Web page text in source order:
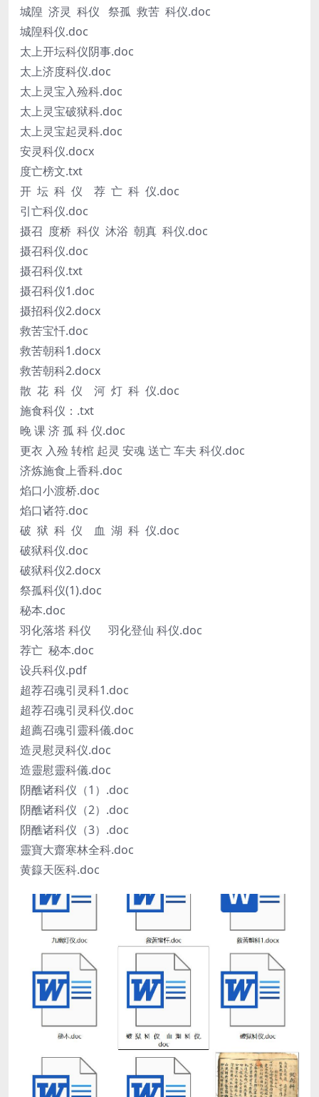
城隍 济灵 科仪 祭孤 救苦 科仪.doc
城隍科仪.doc
太上开坛科仪阴事.doc
太上济度科仪.doc
太上灵宝入殓科.doc
太上灵宝破狱科.doc
太上灵宝起灵科.doc
安灵科仪.docx
度亡榜文.txt
开 坛 科 仪 荐 亡 科 仪.doc
引亡科仪.doc
摄召 度桥 科仪 沐浴 朝真 科仪.doc
摄召科仪.doc
摄召科仪.txt
摄召科仪1.doc
摄招科仪2.docx
救苦宝忏.doc
救苦朝科1.docx
救苦朝科2.docx
散 花 科 仪 河 灯 科 仪.doc
施食科仪：.txt
晚 课 济 孤 科 仪.doc
更衣 入殓 转棺 起灵 安魂 送亡 车夫 科仪.doc
济炼施食上香科.doc
焰口小渡桥.doc
焰口诸符.doc
破 狱 科 仪 血 湖 科 仪.doc
破狱科仪.doc
破狱科仪2.docx
祭孤科仪(1).doc
秘本.doc
羽化落塔 科仪 羽化登仙 科仪.doc
荐亡 秘本.doc
设兵科仪.pdf
超荐召魂引灵科1.doc
超荐召魂引灵科仪.doc
超薦召魂引靈科儀.doc
造灵慰灵科仪.doc
造靈慰靈科儀.doc
阴醮诸科仪（1）.doc
阴醮诸科仪（2）.doc
阴醮诸科仪（3）.doc
靈寶大齋寒林全科.doc
黄籙天医科.doc